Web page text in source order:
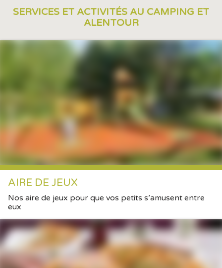
SERVICES ET ACTIVITÉS AU CAMPING ET
ALENTOUR
AIRE DE JEUX
Nos aire de jeux pour que vos petits s’amusent entre
eux